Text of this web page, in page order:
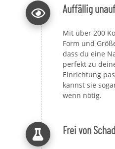
Auffällig
Mit über 200
Form und
dass du eine
perfekt zu
Einrichtung
kannst sie
wenn nötig.
Frei von